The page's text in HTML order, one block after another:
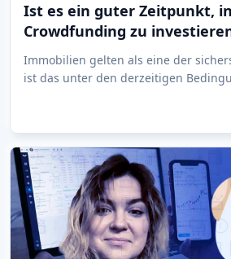
Ist es ein guter Zeitpunkt,
Crowdfunding zu
Immobilien gelten als eine der
ist das unter den derzeitigen